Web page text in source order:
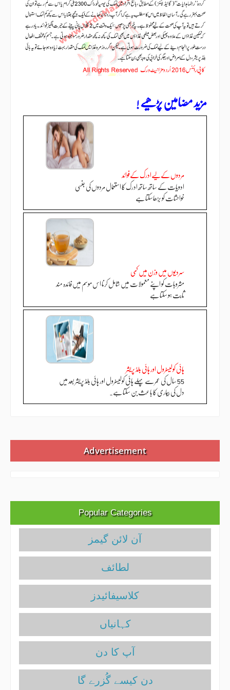
مزید مضامین پڑھیے !
مردوں کےلیےادرک کےفوائد
ادویات کے ساتھ ساتھ ادرک کا استعمال مردوں کی جنسی
خواحشات کو بڑھاسکتا ہے
سردیوں میں وزن میں کمی
مشروبات کو اپنے معمولات میں شامل کرنا اس موسم میں فائدہ مند
ثابت ہو سکتا ہے
ہائی کولیسٹرول اور ہائی بلڈ پریشر
55 سال کی عمر سے پہلے ہائی کولیسٹرول اور ہائی بلڈ پریشر بعد میں
دل کی بیماری کا باعث بن سکتا ہے۔
Advertisement
Popular Categories
آن لائن گیمز
لطائف
کلاسیفائیدز
کہانیاں‌
آپ کا دن
دن کیسے گُزرے گا